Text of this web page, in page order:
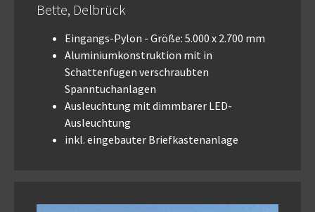
Bette, Delbrück
Eingangs-Pylon - Größe: 5.000 x 2.700 mm
Aluminiumkonstruktion mit in
Schattenfugen verschraubten
Spanntuchanlagen
Ausleuchtung mit dimmbarer LED-
Ausleuchtung
inkl. eingebauter Briefkastenanlage